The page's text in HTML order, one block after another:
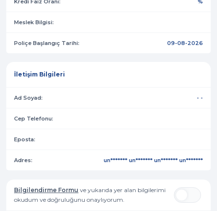
Kredi Faiz Oranı: %
Meslek Bilgisi:
Poliçe Başlangıç Tarihi: 09-08-2026
İletişim Bilgileri
Ad Soyad: - -
Cep Telefonu:
Eposta:
Adres: un******* un******* un******* un*******
Bilgilendirme Formu ve yukarıda yer alan bilgilerimi
okudum ve doğruluğunu onaylıyorum.